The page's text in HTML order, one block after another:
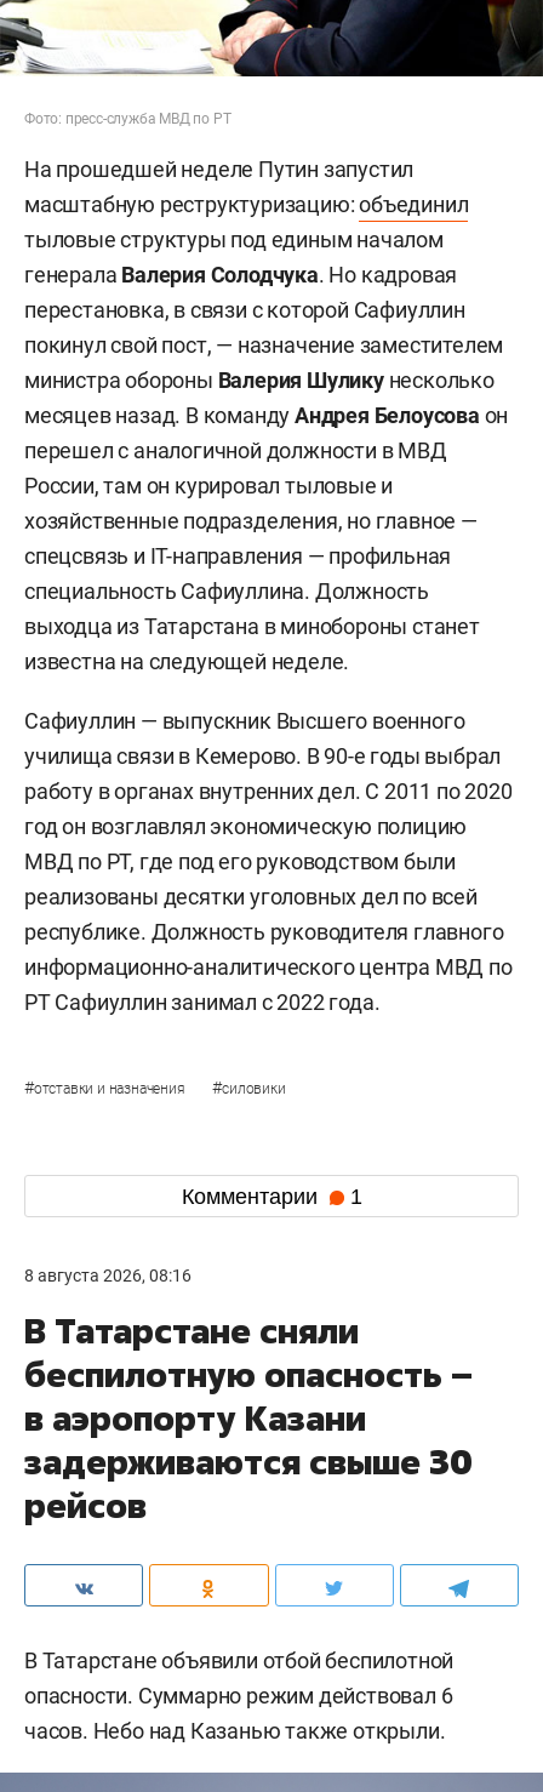
Фото: пресс-служба МВД по РТ
На прошедшей неделе Путин запустил
масштабную реструктуризацию:объединил
тыловые структуры под единым началом
генерала Валерия Солодчука. Но кадровая
перестановка, в связи с которой Сафиуллин
покинул свой пост, — назначение заместителем
министра обороны Валерия Шуликунесколько
месяцев назад. В командуАндрея Белоусова он
перешел с аналогичной должности в МВД
России, там он курировал тыловые и
хозяйственные подразделения, но главное —
спецсвязь и IT-направления — профильная
специальность Сафиуллина. Должность
выходца из Татарстана в минобороны станет
известна на следующей неделе.
Сафиуллин — выпускник Высшего военного
училища связи в Кемерово. В 90-е годы выбрал
работу в органах внутренних дел. С 2011 по 2020
год он возглавлял экономическую полицию
МВД по РТ, где под его руководством были
реализованы десятки уголовных дел по всей
республике. Должность руководителя главного
информационно-аналитического центра МВД по
РТ Сафиуллин занимал с 2022 года.
#отставки и назначения #силовики
Комментарии 1
8 августа 2026, 08:16
В Татарстане сняли
беспилотную опасность –
в аэропорту Казани
задерживаются свыше 30
рейсов
В Татарстане объявили отбой беспилотной
опасности. Суммарно режим действовал 6
часов. Небо над Казанью также открыли.